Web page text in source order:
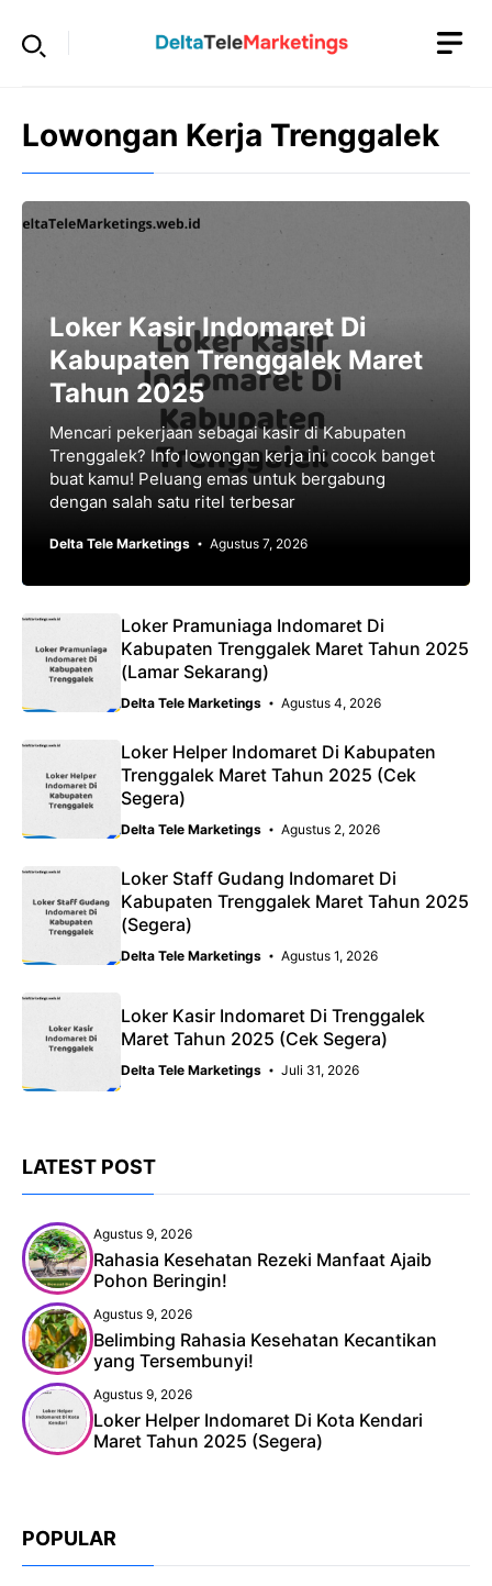
Lowongan Kerja Trenggalek
Loker Kasir Indomaret Di
Kabupaten Trenggalek Maret
Tahun 2025
Mencari pekerjaan sebagai kasir di Kabupaten
Trenggalek? Info lowongan kerja ini cocok banget
buat kamu! Peluang emas untuk bergabung
dengan salah satu ritel terbesar
Delta Tele Marketings Agustus 7, 2026
Loker Pramuniaga Indomaret Di
Kabupaten Trenggalek Maret Tahun 2025
(Lamar Sekarang)
Delta Tele Marketings Agustus 4, 2026
Loker Helper Indomaret Di Kabupaten
Trenggalek Maret Tahun 2025 (Cek
Segera)
Delta Tele Marketings Agustus 2, 2026
Loker Staff Gudang Indomaret Di
Kabupaten Trenggalek Maret Tahun 2025
(Segera)
Delta Tele Marketings Agustus 1, 2026
Loker Kasir Indomaret Di Trenggalek
Maret Tahun 2025 (Cek Segera)
Delta Tele Marketings Juli 31, 2026
LATEST POST
Agustus 9, 2026
Rahasia Kesehatan Rezeki Manfaat Ajaib
Pohon Beringin!
Agustus 9, 2026
Belimbing Rahasia Kesehatan Kecantikan
yang Tersembunyi!
Agustus 9, 2026
Loker Helper Indomaret Di Kota Kendari
Maret Tahun 2025 (Segera)
POPULAR